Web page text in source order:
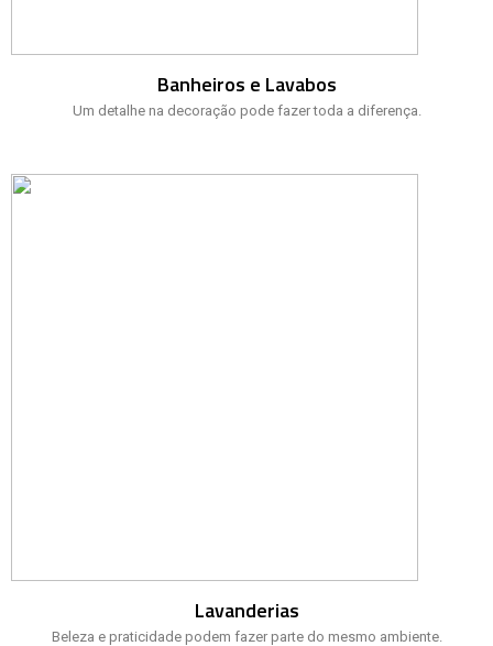
Banheiros e Lavabos
Um detalhe na decoração pode fazer toda a diferença.
Lavanderias
Beleza e praticidade podem fazer parte do mesmo ambiente.